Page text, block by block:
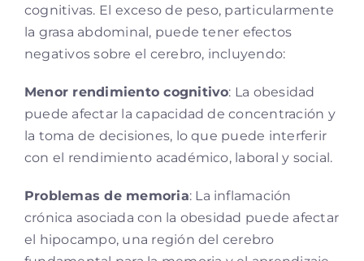
cognitivas. El exceso de peso, particularmente
la grasa abdominal, puede tener efectos
negativos sobre el cerebro, incluyendo:
Menor rendimiento cognitivo: La obesidad
puede afectar la capacidad de concentración y
la toma de decisiones, lo que puede interferir
con el rendimiento académico, laboral y social.
Problemas de memoria: La inflamación
crónica asociada con la obesidad puede afectar
el hipocampo, una región del cerebro